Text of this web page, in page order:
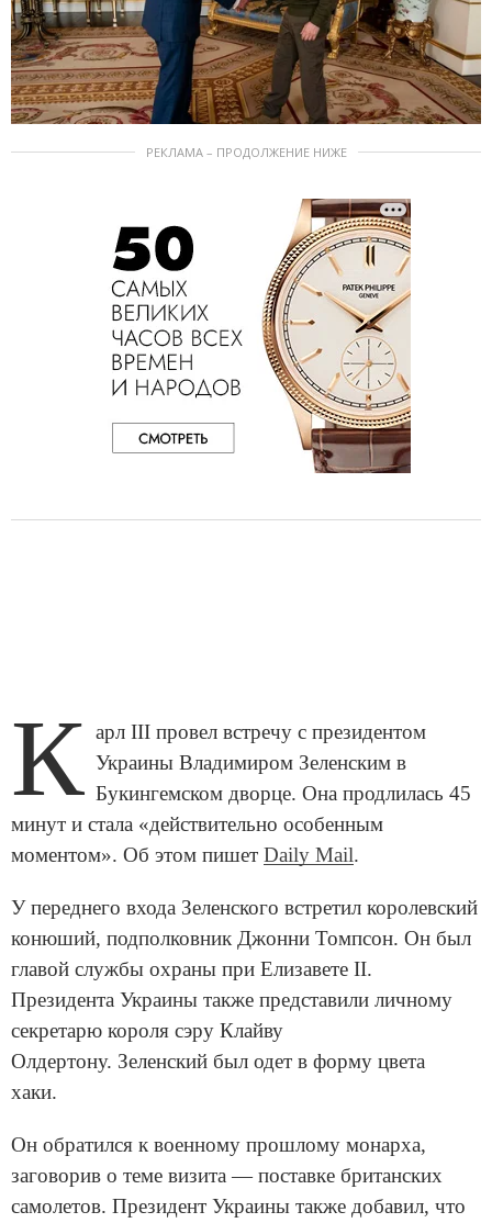
РЕКЛАМА – ПРОДОЛЖЕНИЕ НИЖЕ
К арл III провел встречу с президентом
Украины Владимиром Зеленским в
Букингемском дворце. Она продлилась 45
минут и стала «действительно особенным
моментом». Об этом пишет Daily Mail.
У переднего входа Зеленского встретил королевский
конюший, подполковник Джонни Томпсон. Он был
главой службы охраны при Елизавете II.
Президента Украины также представили личному
секретарю короля сэру Клайву
Олдертону. Зеленский был одет в форму цвета
хаки.
Он обратился к военному прошлому монарха,
заговорив о теме визита — поставке британских
самолетов. Президент Украины также добавил, что